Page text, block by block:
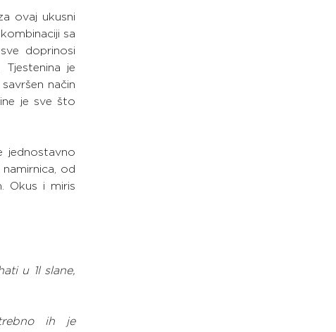
ovaj ukusni
sa
doprinosi
je
način
je sve što
jednostavno
od
Okus i miris
u 1l slane,
ih je